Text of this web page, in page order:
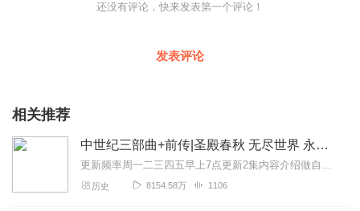
还没有评论，快来发表第一个评论！
发表评论
相关推荐
中世纪三部曲+前传|圣殿春秋 无尽世界 永恒火焰 暗夜与黎明|惠天言亮解读版
更新频率周一二三四五早上7点更新2集内容介绍做自己喜欢的事，直到世界为你改变。言亮、惠天，为你解读世界级畅销IP--肯·福莱特《中世纪三部曲》+前传《暗夜与...
历史 8154.58万 1106